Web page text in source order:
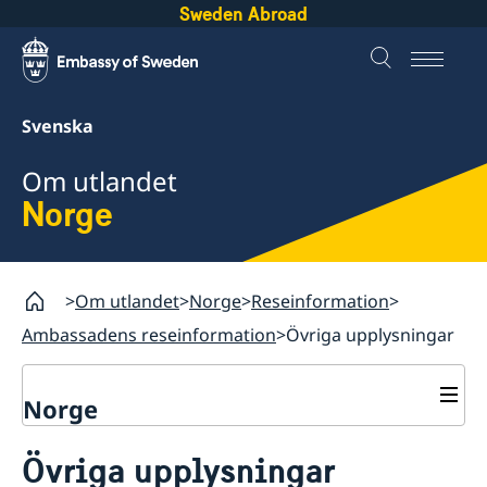
Sweden Abroad
Svenska
Om utlandet
Norge
Om utlandet Norge Reseinformation
Ambassadens reseinformation Övriga upplysningar
Norge
Hjälp till svenskar i Norge
Övriga upplysningar